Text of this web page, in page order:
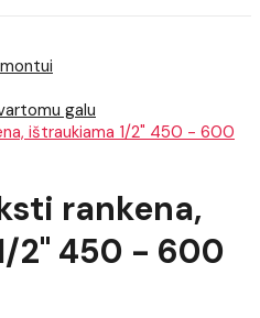
galu
ištraukiama 1/2" 450 - 600
rankena,
2" 450 - 600